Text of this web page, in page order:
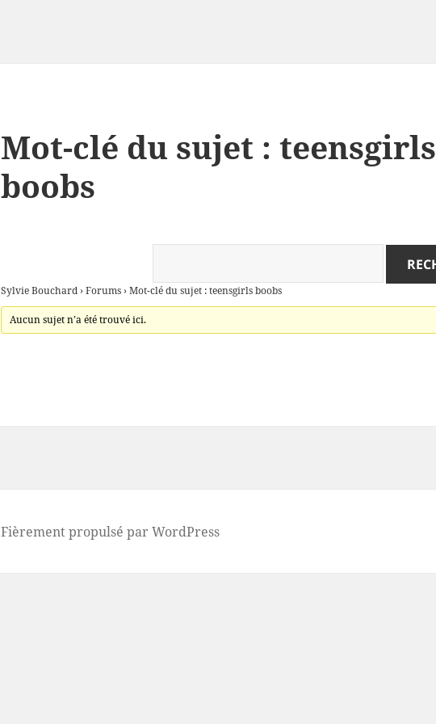
Mot-clé du sujet : teensgirls
boobs
Sylvie Bouchard ›Forums ›Mot-clé du sujet : teensgirls boobs
Aucun sujet n’a été trouvé ici.
Fièrement propulsé par WordPress